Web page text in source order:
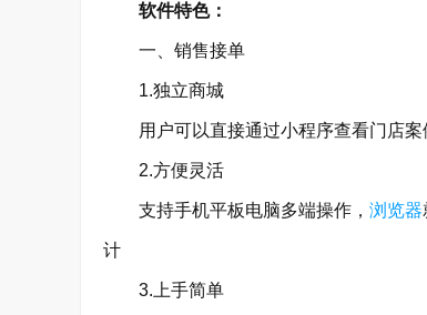
软件特色：
一、销售接单
1.独立商城
用户可以直接通过小程序查看门店案
2.方便灵活
支持手机平板电脑多端操作， 浏览器
计
3.上手简单